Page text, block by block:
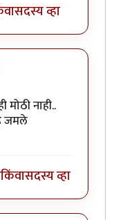
सदस्य व्हा
byकंजूस
नाही..
जमले
किंवासदस्य व्हा